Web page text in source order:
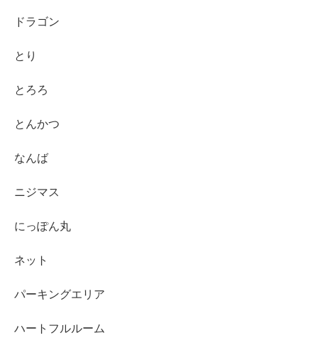
ドラゴン
とり
とろろ
とんかつ
なんば
ニジマス
にっぽん丸
ネット
パーキングエリア
ハートフルルーム